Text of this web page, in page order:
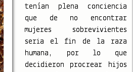
tenían plena conciencia
que de no encontrar
mujeres sobrevivientes
seria el fin de la raza
humana, por lo que
decidieron procrear hijos